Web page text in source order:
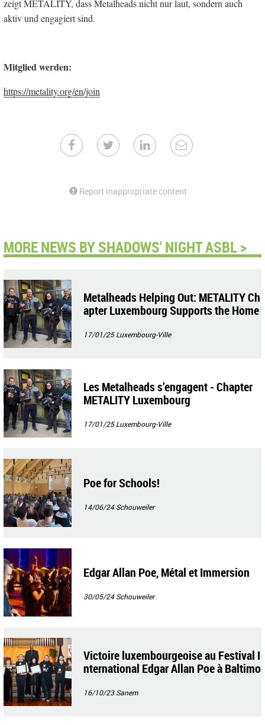
zeigt METALITY, dass Metalheads nicht nur laut, sondern auch
aktiv und engagiert sind.
Mitglied werden:
https://metality.org/en/join
Report inappropriate content
MORE NEWS BY SHADOWS' NIGHT ASBL >
Metalheads Helping Out: METALITY Ch
apter Luxembourg Supports the Home
17/01/25Luxembourg-Ville
Les Metalheads s’engagent - Chapter
METALITY Luxembourg
17/01/25Luxembourg-Ville
Poe for Schools!
14/06/24Schouweiler
Edgar Allan Poe, Métal et Immersion
30/05/24Schouweiler
Victoire luxembourgeoise au Festival I
nternational Edgar Allan Poe à Baltimo
16/10/23Sanem